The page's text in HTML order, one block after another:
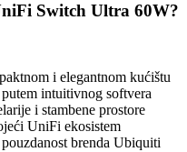
Switch Ultra 60W?
i elegantnom kućištu
intuitivnog softvera
i stambene prostore
UniFi ekosistem
brenda Ubiquiti